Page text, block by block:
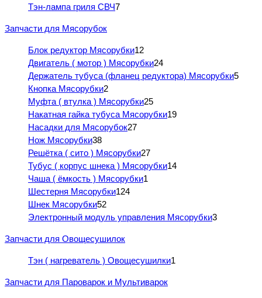
Тэн-лампа гриля СВЧ7
Запчасти для Мясорубок
Блок редуктор Мясорубки12
Двигатель ( мотор ) Мясорубки24
Держатель тубуса (фланец редуктора) Мясорубки5
Кнопка Мясорубки2
Муфта ( втулка ) Мясорубки25
Накатная гайка тубуса Мясорубки19
Насадки для Мясорубок27
Нож Мясорубки38
Решётка ( сито ) Мясорубки27
Тубус ( корпус шнека ) Мясорубки14
Чаша ( ёмкость ) Мясорубки1
Шестерня Мясорубки124
Шнек Мясорубки52
Электронный модуль управления Мясорубки3
Запчасти для Овощесушилок
Тэн ( нагреватель ) Овощесушилки1
Запчасти для Пароварок и Мультиварок